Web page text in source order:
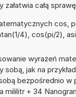
całą
cos,
4), cos(pi/2),
wyrażeń
jak na
bezpośrednio
mililitr + 34